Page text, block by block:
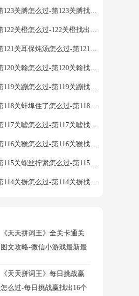
《天天拼词王》第123关膊怎么过-第123关膊找出18个常用字图文攻略
《天天拼词王》第122关橙怎么过-122关橙找出16个常用字图文攻略
《天天拼词王》第121关耳保炖汤怎么过-第121关耳保炖汤找出27个常用字图文攻略
《天天拼词王》第120关翰怎么过-第120关翰找出20个常用字图文攻略
《天天拼词王》第119关蹦怎么过-第119关蹦找出15个常用字图文攻略
《天天拼词王》第118关蚌埠住了怎么过-第118关蚌埠住了找出25个常用字图文攻略
《天天拼词王》第117关嘘怎么过-第117关嘘找出14个常用字图文攻略
《天天拼词王》第116关猴怎么过-第116关猴找出14个常用字图文攻略
《天天拼词王》第115关螺丝拧紧怎么过-第115关螺丝拧紧找出24个常用字图文攻略
《天天拼词王》第114关摒怎么过-第114关摒找出16个常用字图文攻略
《天天拼词王》全关卡通关
图文攻略-微信小游戏最新最
《天天拼词王》每日挑战赢
怎么过-每日挑战赢找出16个